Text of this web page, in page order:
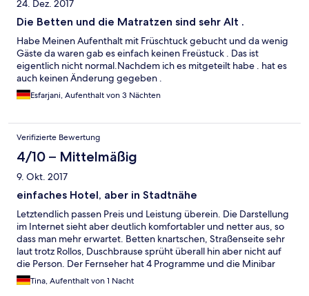
24. Dez. 2017
Die Betten und die Matratzen sind sehr Alt .
Habe Meinen Aufenthalt mit Früschtuck gebucht und da wenig
Gäste da waren gab es einfach keinen Freüstuck . Das ist
eigentlich nicht normal.Nachdem ich es mitgeteilt habe . hat es
auch keinen Änderung gegeben .
Esfarjani, Aufenthalt von 3 Nächten
Verifizierte Bewertung
4/10 – Mittelmäßig
9. Okt. 2017
einfaches Hotel, aber in Stadtnähe
Letztendlich passen Preis und Leistung überein. Die Darstellung
im Internet sieht aber deutlich komfortabler und netter aus, so
dass man mehr erwartet. Betten knartschen, Straßenseite sehr
laut trotz Rollos, Duschbrause sprüht überall hin aber nicht auf
die Person. Der Fernseher hat 4 Programme und die Minibar
besteht aus 2 kleinen Flaschen Wasser. Beim Frühstück, wird
Kaffee und Tee Tassenweise bedient. Er ist zwar sehr lecker,
Tina, Aufenthalt von 1 Nacht